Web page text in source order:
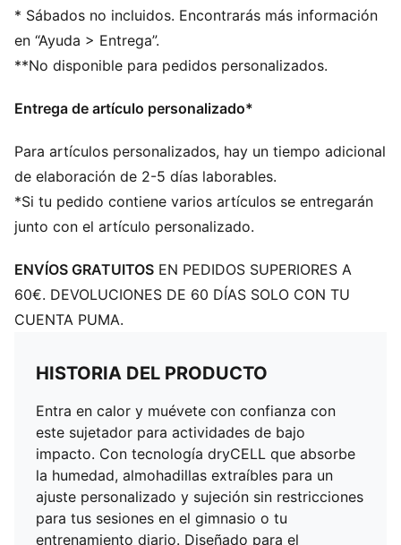
Sujeción: deportes de bajo impacto
* Sábados no incluidos. Encontrarás más información
en “Ayuda > Entrega”.
**No disponible para pedidos personalizados.
Entrega de artículo personalizado*
Para artículos personalizados, hay un tiempo adicional
de elaboración de 2-5 días laborables.
*Si tu pedido contiene varios artículos se entregarán
junto con el artículo personalizado.
ENVÍOS GRATUITOS EN PEDIDOS SUPERIORES A
60€. DEVOLUCIONES DE 60 DÍAS SOLO CON TU
CUENTA PUMA.
HISTORIA DEL PRODUCTO
Entra en calor y muévete con confianza con
este sujetador para actividades de bajo
impacto. Con tecnología dryCELL que absorbe
la humedad, almohadillas extraíbles para un
ajuste personalizado y sujeción sin restricciones
para tus sesiones en el gimnasio o tu
entrenamiento diario. Diseñado para el